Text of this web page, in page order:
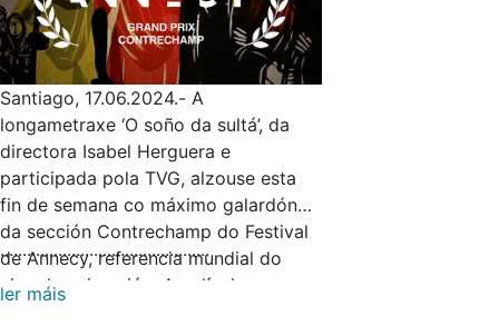
Santiago, 17.06.2024.- A
longametraxe ‘O soño da sultá’, da
directora Isabel Herguera e
participada pola TVG, alzouse esta
fin de semana co máximo galardón
da sección Contrechamp do Festival
de Annecy, referencia mundial do
cine de animación. A película, que
...............................................
ler máis